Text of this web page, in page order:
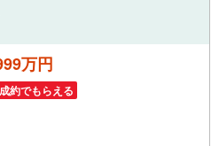
万円
成約でもらえる